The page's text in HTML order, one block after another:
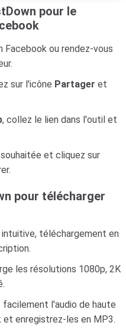
pour le
Facebook ou rendez-vous
sur l'icône Partager et
, collez le lien dans l'outil et
et cliquez sur
pour télécharger
téléchargement en
les résolutions 1080p, 2K
facilement l'audio de haute
enregistrez-les en MP3.